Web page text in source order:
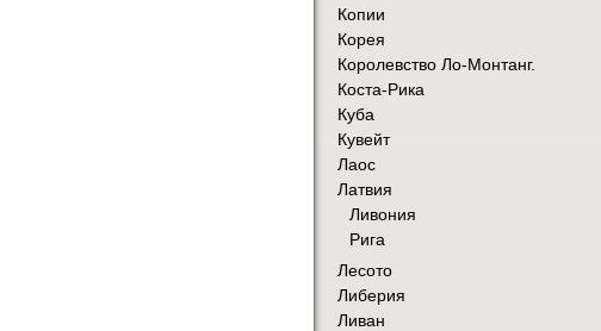
Копии
Корея
Королевство Ло-Монтанг.
Коста-Рика
Куба
Кувейт
Лаос
Латвия
Ливония
Рига
Лесото
Либерия
Ливан